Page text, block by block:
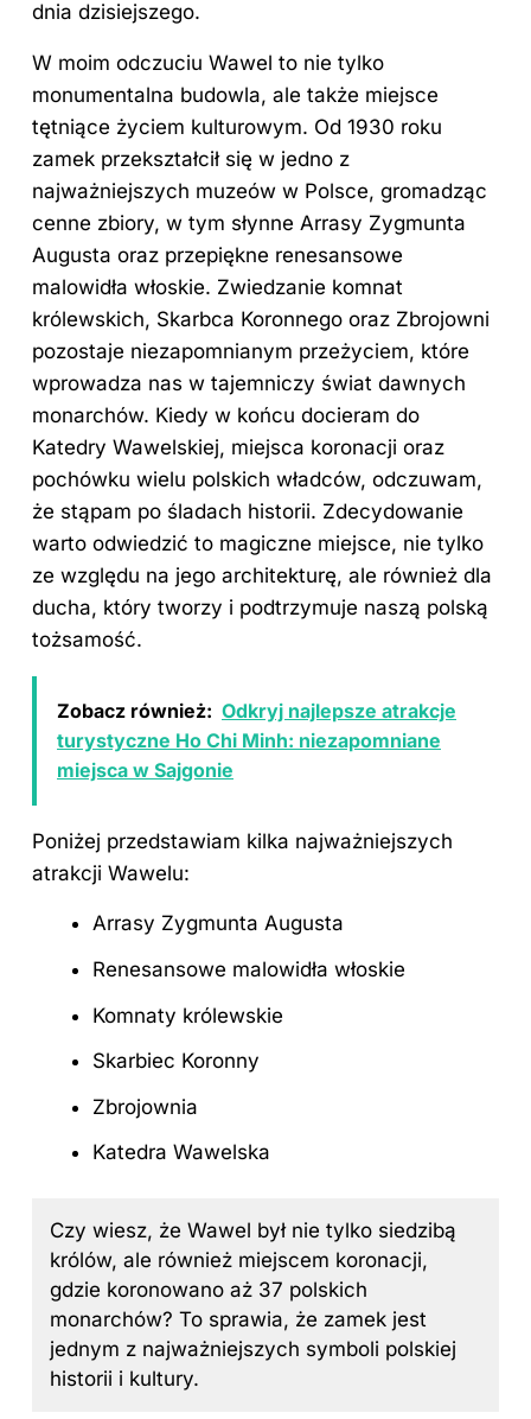
dnia dzisiejszego.
W moim odczuciu Wawel to nie tylko
monumentalna budowla, ale także miejsce
tętniące życiem kulturowym. Od 1930 roku
zamek przekształcił się w jedno z
najważniejszych muzeów w Polsce, gromadząc
cenne zbiory, w tym słynne Arrasy Zygmunta
Augusta oraz przepiękne renesansowe
malowidła włoskie. Zwiedzanie komnat
królewskich, Skarbca Koronnego oraz Zbrojowni
pozostaje niezapomnianym przeżyciem, które
wprowadza nas w tajemniczy świat dawnych
monarchów. Kiedy w końcu docieram do
Katedry Wawelskiej, miejsca koronacji oraz
pochówku wielu polskich władców, odczuwam,
że stąpam po śladach historii. Zdecydowanie
warto odwiedzić to magiczne miejsce, nie tylko
ze względu na jego architekturę, ale również dla
ducha, który tworzy i podtrzymuje naszą polską
tożsamość.
Zobacz również: Odkryj najlepsze atrakcje
turystyczne Ho Chi Minh: niezapomniane
miejsca w Sajgonie
Poniżej przedstawiam kilka najważniejszych
atrakcji Wawelu:
Arrasy Zygmunta Augusta
Renesansowe malowidła włoskie
Komnaty królewskie
Skarbiec Koronny
Zbrojownia
Katedra Wawelska
Czy wiesz, że Wawel był nie tylko siedzibą
królów, ale również miejscem koronacji,
gdzie koronowano aż 37 polskich
monarchów? To sprawia, że zamek jest
jednym z najważniejszych symboli polskiej
historii i kultury.